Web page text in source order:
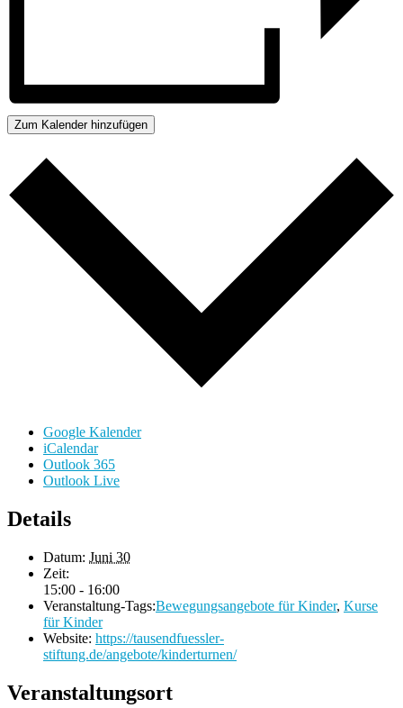
Zum Kalender hinzufügen
Google Kalender
iCalendar
Outlook 365
Outlook Live
Details
Datum: Juni 30
Zeit:
15:00 - 16:00
Veranstaltung-Tags:Bewegungsangebote für Kinder, Kurse
für Kinder
Website: https://tausendfuessler-
stiftung.de/angebote/kinderturnen/
Veranstaltungsort